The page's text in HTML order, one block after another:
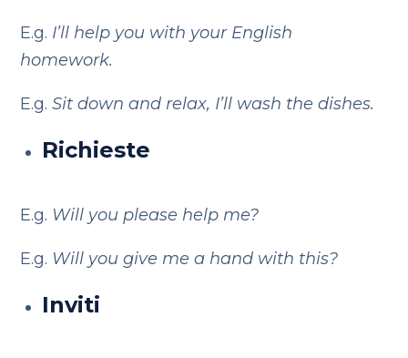
E.g. I’ll help you with your English
homework.
E.g.Sit down and relax, I’ll wash the dishes.
Richieste
E.g. Will you please help me?
E.g. Will you give me a hand with this?
Inviti